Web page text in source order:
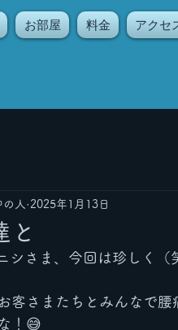
お部屋 料金 アクセ
と
人 2025年1月13日
シさま、今回は珍しく（
客さまたちとみんなで腰
！😅